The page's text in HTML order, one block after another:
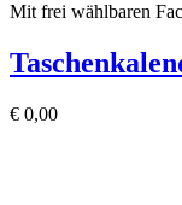
Mit frei wählbaren
€ 0,00